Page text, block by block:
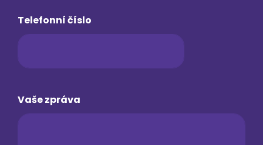
Telefonní číslo
Vaše zpráva